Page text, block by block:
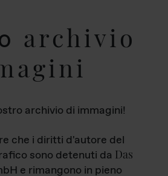
archivio
archivio di immagini!
che i diritti d'autore del
sono detenuti da Das
e rimangono in pieno